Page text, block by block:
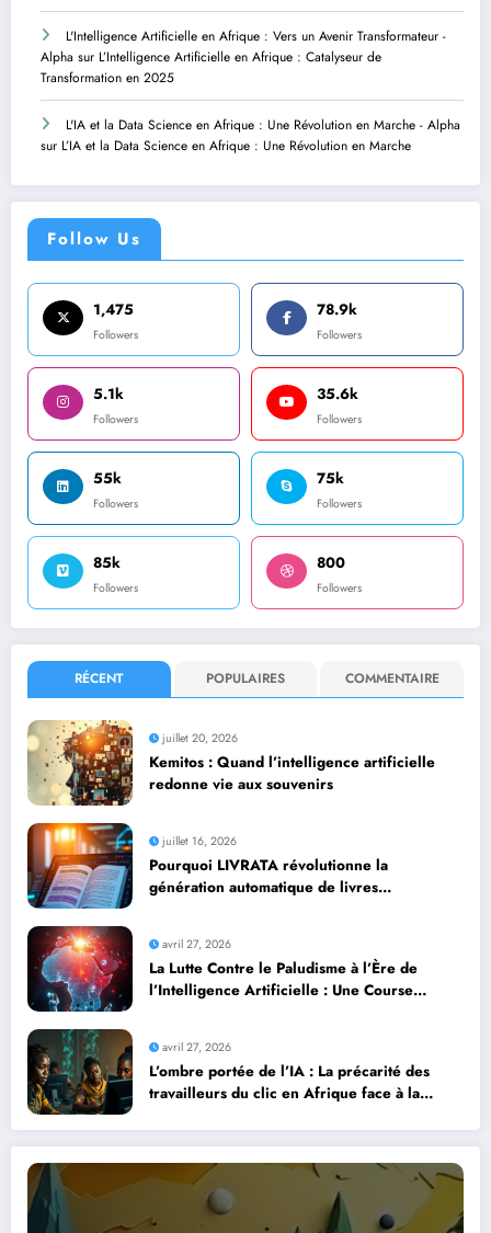
L'Intelligence Artificielle en Afrique : Vers un Avenir Transformateur -
Alpha sur L’Intelligence Artificielle en Afrique : Catalyseur de
Transformation en 2025
L'IA et la Data Science en Afrique : Une Révolution en Marche - Alpha
sur L’IA et la Data Science en Afrique : Une Révolution en Marche
Follow Us
1,475
Followers
78.9k
Followers
5.1k
Followers
35.6k
Followers
55k
Followers
75k
Followers
85k
Followers
800
Followers
RÉCENT POPULAIRES COMMENTAIRE
juillet 20, 2026
Kemitos : Quand l’intelligence artificielle
redonne vie aux souvenirs
juillet 16, 2026
Pourquoi LIVRATA révolutionne la
génération automatique de livres
avril 27, 2026
La Lutte Contre le Paludisme à l’Ère de
l’Intelligence Artificielle : Une Course
avril 27, 2026
L’ombre portée de l’IA : La précarité des
travailleurs du clic en Afrique face à la